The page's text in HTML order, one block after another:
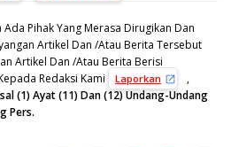
Pihak Yang Merasa Dirugikan Dan
Artikel Dan /Atau Berita Tersebut
Artikel Dan /Atau Berita Berisi
Redaksi Kami
Laporkan
,
(1) Ayat (11) Dan (12) Undang-Undang
Pers.